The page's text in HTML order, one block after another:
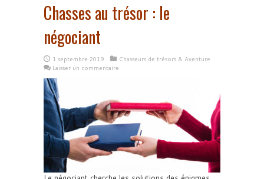
Chasses au trésor : le
négociant
1 septembre 2019
Chasseurs de trésors & Aventure
Laisser un commentaire